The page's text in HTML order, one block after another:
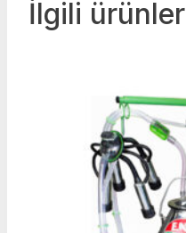
İlgili ürünler